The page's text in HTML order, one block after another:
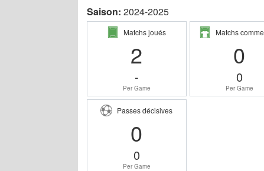
Saison: 2024-2025
Matchs joués
2
-
Per Game
Matchs
0
0
Per Game
Passes décisives
0
0
Per Game